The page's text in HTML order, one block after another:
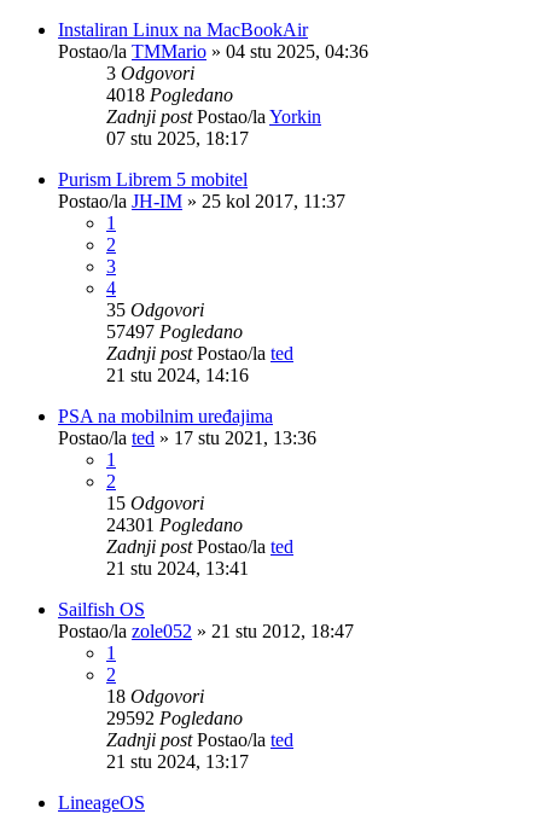
Instaliran Linux na MacBookAir
Postao/la TMMario » 04 stu 2025, 04:36
3 Odgovori
4018 Pogledano
Zadnji postPostao/la Yorkin
07 stu 2025, 18:17
Purism Librem 5 mobitel
Postao/la JH-IM » 25 kol 2017, 11:37
1
2
3
4
35 Odgovori
57497 Pogledano
Zadnji postPostao/la ted
21 stu 2024, 14:16
PSA na mobilnim uređajima
Postao/la ted » 17 stu 2021, 13:36
1
2
15 Odgovori
24301 Pogledano
Zadnji postPostao/la ted
21 stu 2024, 13:41
Sailfish OS
Postao/la zole052 » 21 stu 2012, 18:47
1
2
18 Odgovori
29592 Pogledano
Zadnji postPostao/la ted
21 stu 2024, 13:17
LineageOS